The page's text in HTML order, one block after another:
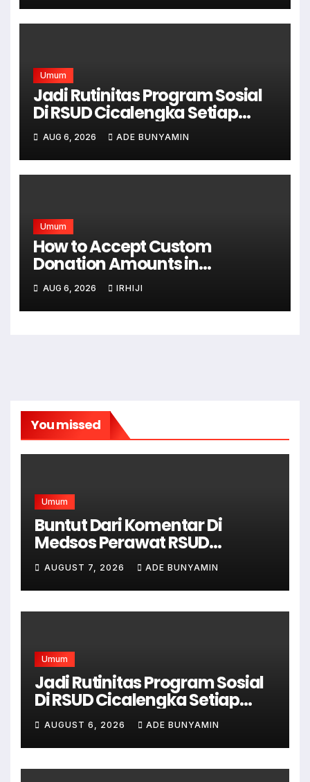
Umum
Jadi Rutinitas Program Sosial
Di RSUD Cicalengka Setiap
Bulan Gelar Sunatan Massal
Bagi Masyarakat Tidak
Mampu
AUG 6, 2026 ADE BUNYAMIN
Umum
How to Accept Custom
Donation Amounts in
WordPress with Stripe
AUG 6, 2026 IRHIJI
You missed
Umum
Buntut Dari Komentar Di
Medsos Perawat RSUD
Cicalengka Di Non Aktifkan
AUGUST 7, 2026 ADE BUNYAMIN
Umum
Jadi Rutinitas Program Sosial
Di RSUD Cicalengka Setiap
Bulan Gelar Sunatan Massal
Bagi Masyarakat Tidak
Mampu
AUGUST 6, 2026 ADE BUNYAMIN